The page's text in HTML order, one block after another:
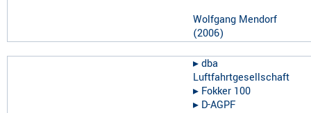
Wolfgang Mendorf
(2006)
▸︎dba
Luftfahrtgesellschaft
▸︎ Fokker 100
▸︎ D-AGPF